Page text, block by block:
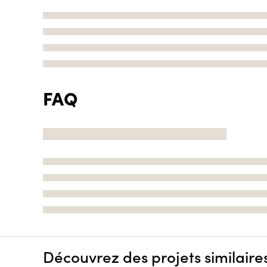
FAQ
Découvrez des projets